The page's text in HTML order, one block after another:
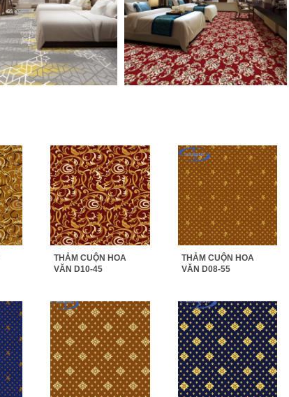
THẢM CUỘN HOA
VĂN D10-45
THẢM CUỘN HOA
VĂN D08-55